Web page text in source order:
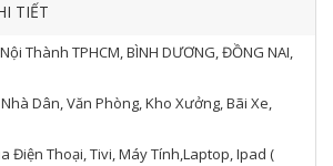
TIẾT
Thành TPHCM, BÌNH DƯƠNG, ĐỒNG NAI,
Dân, Văn Phòng, Kho Xưởng, Bãi Xe,
Điện Thoại, Tivi, Máy Tính,laptop, Ipad (